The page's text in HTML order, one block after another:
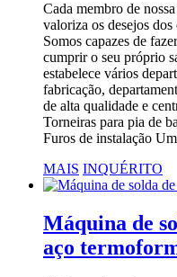
Cada membro de
valoriza os desejos
Somos capazes de
cumprir o seu próprio
estabelece vários
fabricação,
de alta qualidade e
Torneiras para pia de
Furos de instalação
MAIS INQUÉRITO
Máquina de
aço